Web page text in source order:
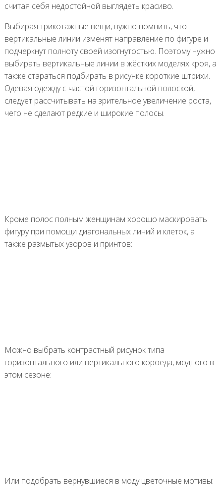
считая себя недостойной выглядеть красиво.
Выбирая трикотажные вещи, нужно помнить, что
вертикальные линии изменят направление по фигуре и
подчеркнут полноту своей изогнутостью. Поэтому нужно
выбирать вертикальные линии в жёстких моделях кроя, а
также стараться подбирать в рисунке короткие штрихи.
Одевая одежду с частой горизонтальной полоской,
следует рассчитывать на зрительное увеличение роста,
чего не сделают редкие и широкие полосы.
Кроме полос полным женщинам хорошо маскировать
фигуру при помощи диагональных линий и клеток, а
также размытых узоров и принтов:
Можно выбрать контрастный рисунок типа
горизонтального или вертикального короеда, модного в
этом сезоне:
Или подобрать вернувшиеся в моду цветочные мотивы: